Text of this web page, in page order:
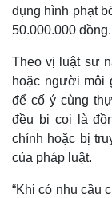
dụng hình phạt
50.000.000 đồng.
Theo vị luật sư
hoặc người môi
để cố ý cùng
đều bị coi là
chính hoặc bị
của pháp luật.
“Khi có nhu cầu